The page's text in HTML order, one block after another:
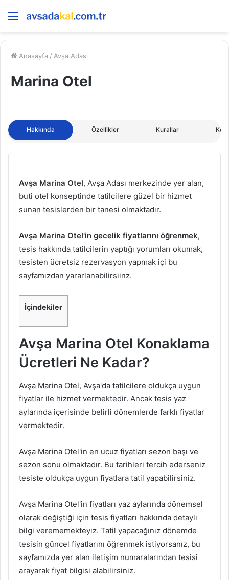
Menü
Anasayfa / Avşa Adası
Marina Otel
Hakkında Özellikler Kurallar
Avşa Marina Otel, Avşa Adası merkezinde yer alan,
buti otel konseptinde tatilcilere güzel bir hizmet
sunan tesislerden bir tanesi olmaktadır.
Avşa Marina Otel'in gecelik fiyatlarını öğrenmek,
tesis hakkında tatilcilerin yaptığı yorumları okumak,
tesisten ücretsiz rezervasyon yapmak içi bu
sayfamızdan yararlanabilirsiinz.
İçindekiler
Avşa Marina Otel Konaklama
Ücretleri Ne Kadar?
Avşa Marina Otel, Avşa'da tatilcilere oldukça uygun
fiyatlar ile hizmet vermektedir. Ancak tesis yaz
aylarında içerisinde belirli dönemlerde farklı fiyatlar
vermektedir.
Avşa Marina Otel'in en ucuz fiyatları sezon başı ve
sezon sonu olmaktadır. Bu tarihleri tercih ederseniz
tesiste oldukça uygun fiyatlara tatil yapabilirsiniz.
Avşa Marina Otel'in fiyatları yaz aylarında dönemsel
olarak değiştiği için tesis fiyatları hakkında detaylı
bilgi verememekteyiz. Tatil yapacağınız dönemde
tesisin güncel fiyatlarını öğrenmek istiyorsanız, bu
sayfamızda yer alan iletişim numaralarından tesisi
arayarak fiyat bilgisi alabilirsiniz.